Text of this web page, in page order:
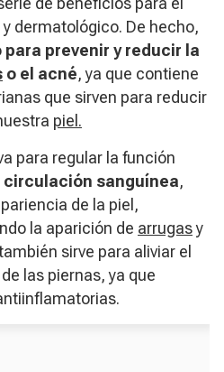
dermatológico. De hecho,
para prevenir y reducir la
o el acné, ya que contiene
que sirven para reducir
piel.
para regular la función
circulación sanguínea,
de la piel,
la aparición de arrugasy
sirve para aliviar el
las piernas, ya que